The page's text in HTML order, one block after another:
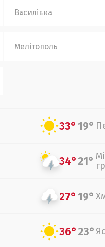
Василівка
Мелітополь
33°19°
34°21°
27°19°
36°23°